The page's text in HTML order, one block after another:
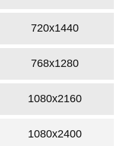
720x1440
768x1280
1080x2160
1080x2400